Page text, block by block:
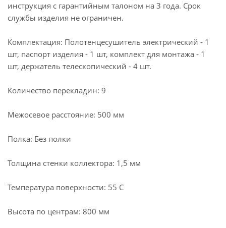
инструкция с гарантийным талоном на 3 года. Срок
службы изделия не ограничен.
Комплектация: Полотенцесушитель электрический - 1
шт, паспорт изделия - 1 шт, комплект для монтажа - 1
шт, держатель телескопический - 4 шт.
Количество перекладин: 9
Межосевое расстояние: 500 мм
Полка: Без полки
Толщина стенки коллектора: 1,5 мм
Температура поверхности: 55 С
Высота по центрам: 800 мм